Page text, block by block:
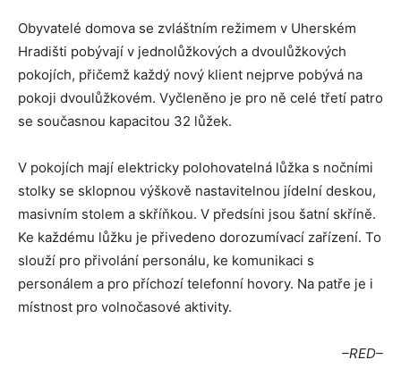
Obyvatelé domova se zvláštním režimem v Uherském
Hradišti pobývají v jednolůžkových a dvoulůžkových
pokojích, přičemž každý nový klient nejprve pobývá na
pokoji dvoulůžkovém. Vyčleněno je pro ně celé třetí patro
se současnou kapacitou 32 lůžek.
V pokojích mají elektricky polohovatelná lůžka s nočními
stolky se sklopnou výškově nastavitelnou jídelní deskou,
masivním stolem a skříňkou. V předsíni jsou šatní skříně.
Ke každému lůžku je přivedeno dorozumívací zařízení. To
slouží pro přivolání personálu, ke komunikaci s
personálem a pro příchozí telefonní hovory. Na patře je i
místnost pro volnočasové aktivity.
–RED–